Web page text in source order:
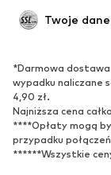
Nowości
Trampki &
Czółenka & buty
Sandały
Twoje
*Darmowa dostawa
wypadku naliczane
4,90 zł.
Najniższa cena
****Opłaty mogą
przypadku
******Wszystkie